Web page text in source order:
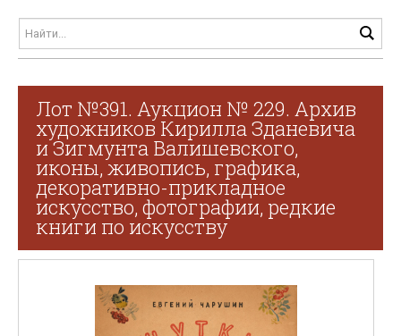
Лот №391. Аукцион № 229. Архив
художников Кирилла Зданевича
и Зигмунта Валишевского,
иконы, живопись, графика,
декоративно-прикладное
искусство, фотографии, редкие
книги по искусству